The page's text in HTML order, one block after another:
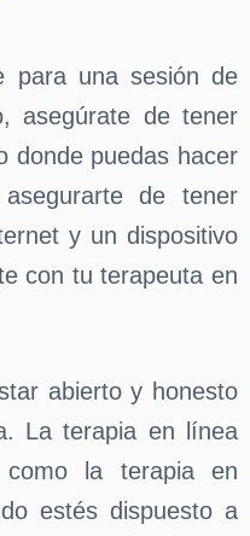
para una sesión de
asegúrate de tener
donde puedas hacer
de tener
y un dispositivo
con tu terapeuta en
abierto y honesto
La terapia en línea
la terapia en
estés dispuesto a